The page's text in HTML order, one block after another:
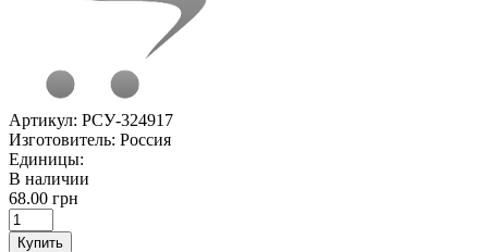
Артикул: РСУ-324917
Изготовитель: Россия
Единицы:
В наличии
68.00 грн
Купить